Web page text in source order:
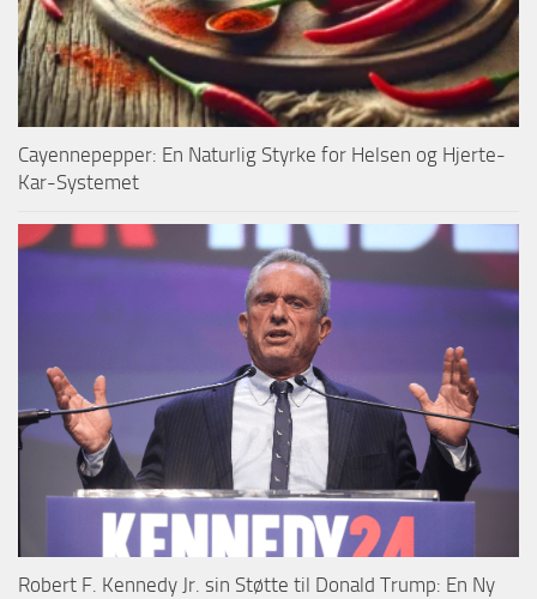
Cayennepepper: En Naturlig Styrke for Helsen og Hjerte-
Kar-Systemet
Robert F. Kennedy Jr. sin Støtte til Donald Trump: En Ny